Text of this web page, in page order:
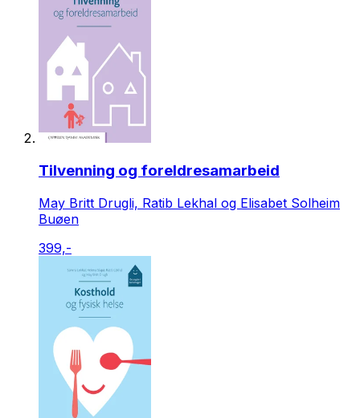
Tilvenning og foreldresamarbeid
May Britt Drugli, Ratib Lekhal og Elisabet Solheim
Buøen
399,-